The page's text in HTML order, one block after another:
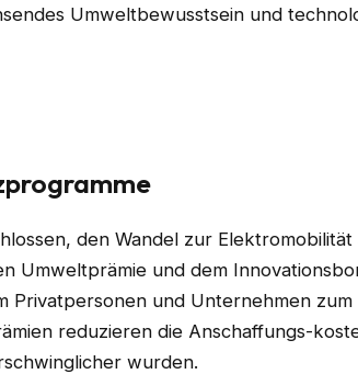
Umweltbewusstsein und
den Wandel zur
Umweltprämie und dem
Privatpersonen und Unternehmen zum
reduzieren die Anschaffungs-
wurden.